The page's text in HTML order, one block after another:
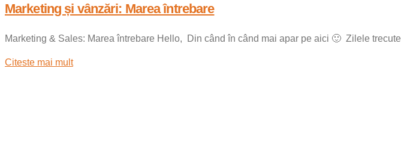
Marketing și vânzări: Marea întrebare
Marketing & Sales: Marea întrebare Hello, Din când în când mai apar pe aici 🙂 Zilele
Citeste mai mult